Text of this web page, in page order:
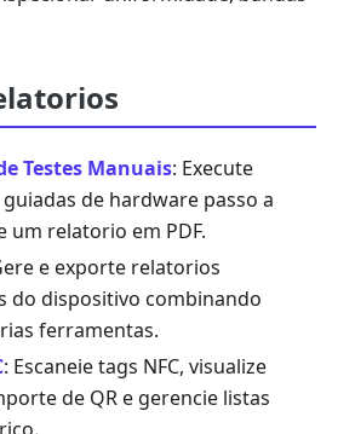
Testes Manuais: Execute
de hardware passo a
um relatorio em PDF.
e exporte relatorios
do dispositivo combinando
ferramentas.
: Escaneie tags NFC, visualize
de QR e gerencie listas